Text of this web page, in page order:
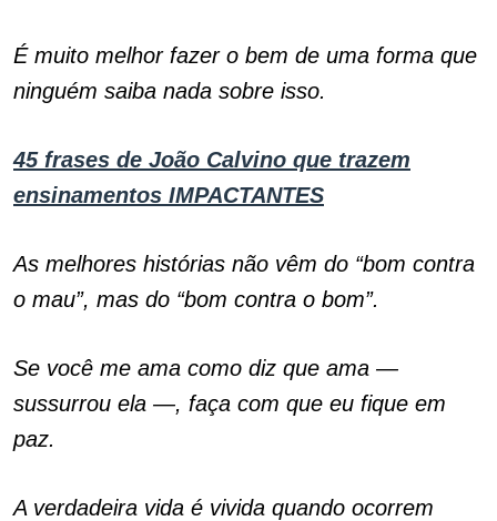
É muito melhor fazer o bem de uma forma que
ninguém saiba nada sobre isso.
45 frases de João Calvino que trazem
ensinamentos IMPACTANTES
As melhores histórias não vêm do “bom contra
o mau”, mas do “bom contra o bom”.
Se você me ama como diz que ama —
sussurrou ela —, faça com que eu fique em
paz.
A verdadeira vida é vivida quando ocorrem